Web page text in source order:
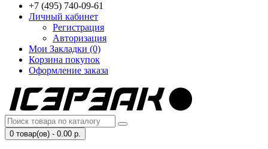
+7 (495) 740-09-61
Личный кабинет
Регистрация
Авторизация
Мои Закладки (0)
Корзина покупок
Оформление заказа
0 товар(ов) - 0.00 р.